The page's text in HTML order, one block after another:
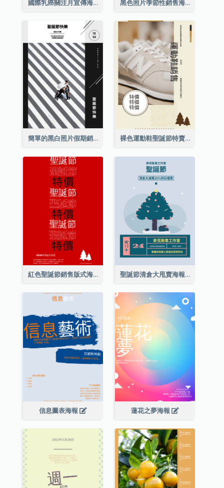
國際乳癌關注月宣傳海報 黑色照片季節性銷售海報
簡單的黑白照片假期銷售海報 裸色運動鞋聖誕節特賣海報
紅色聖誕節銷售版式海報 聖誕節清倉大甩賣海報
信息圖表海報 蓮花之夢海報